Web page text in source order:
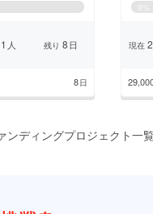
1 人 残り 8日
8日
0
現在
ンディングプロジェクト一